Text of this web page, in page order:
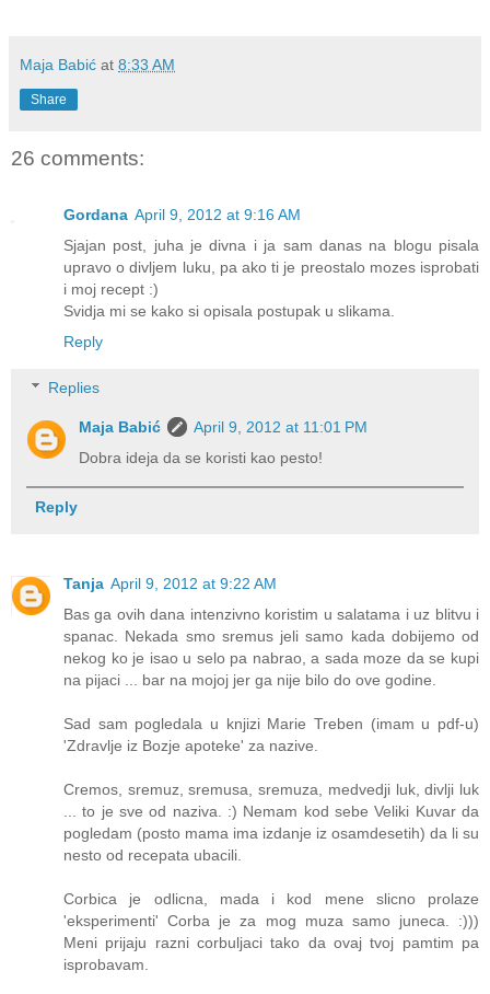
Maja Babić at 8:33 AM
Share
26 comments:
Gordana April 9, 2012 at 9:16 AM
Sjajan post, juha je divna i ja sam danas na blogu pisala
upravo o divljem luku, pa ako ti je preostalo mozes isprobati
i moj recept :)
Svidja mi se kako si opisala postupak u slikama.
Reply
Replies
Maja Babić
April 9, 2012 at 11:01 PM
Dobra ideja da se koristi kao pesto!
Reply
Tanja April 9, 2012 at 9:22 AM
Bas ga ovih dana intenzivno koristim u salatama i uz blitvu i
spanac. Nekada smo sremus jeli samo kada dobijemo od
nekog ko je isao u selo pa nabrao, a sada moze da se kupi
na pijaci ... bar na mojoj jer ga nije bilo do ove godine.
Sad sam pogledala u knjizi Marie Treben (imam u pdf-u)
'Zdravlje iz Bozje apoteke' za nazive.
Cremos, sremuz, sremusa, sremuza, medvedji luk, divlji luk
... to je sve od naziva. :) Nemam kod sebe Veliki Kuvar da
pogledam (posto mama ima izdanje iz osamdesetih) da li su
nesto od recepata ubacili.
Corbica je odlicna, mada i kod mene slicno prolaze
'eksperimenti' Corba je za mog muza samo juneca. :)))
Meni prijaju razni corbuljaci tako da ovaj tvoj pamtim pa
isprobavam.